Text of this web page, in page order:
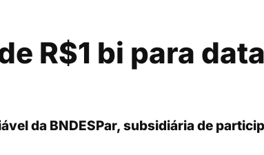
R$1 bi para data
da BNDESPar, subsidiária de